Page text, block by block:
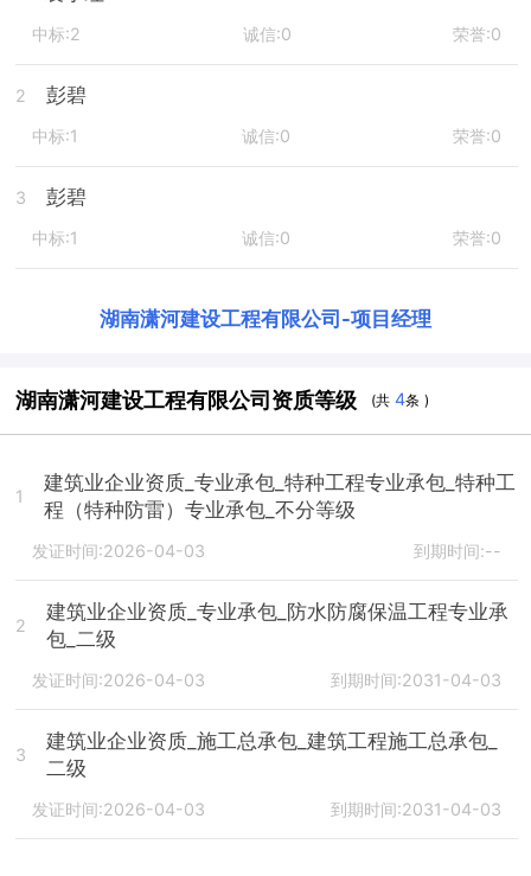
中标:2 诚信:0 荣誉:0
2 彭碧
中标:1 诚信:0 荣誉:0
3 彭碧
中标:1 诚信:0 荣誉:0
湖南潇河建设工程有限公司 -项目经理
湖南潇河建设工程有限公司资质等级 (共4条 )
1
建筑业企业资质_专业承包_特种工程专业承包_特种工
程（特种防雷）专业承包_不分等级
发证时间:2026-04-03 到期时间:--
2
建筑业企业资质_专业承包_防水防腐保温工程专业承
包_二级
发证时间:2026-04-03 到期时间:2031-04-03
3
建筑业企业资质_施工总承包_建筑工程施工总承包_
二级
发证时间:2026-04-03 到期时间:2031-04-03